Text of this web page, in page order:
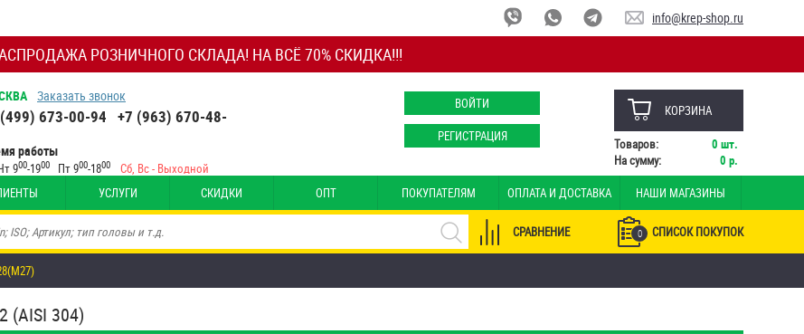
РОЗНИЧНОГО СКЛАДА! НА ВСЁ 70% СКИДКА!!!
info@krep-shop.ru
Заказать звонок
673-00-94 +7 (963) 670-48-
работы
900-1900 Пт 900-1800 Сб, Вс - Выходной
ВОЙТИ
РЕГИСТРАЦИЯ
КОРЗИНА
Товаров: 0 шт.
На сумму:
0 р.
УСЛУГИ СКИДКИ ОПТ ПОКУПАТЕЛЯМ ОПЛАТА И ДОСТАВКА НАШИ МАГАЗИНЫ
0 СПИСОК ПОКУПОК
СРАВНЕНИЕ
304)